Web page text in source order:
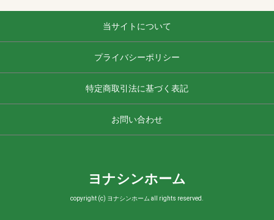
当サイトについて
プライバシーポリシー
特定商取引法に基づく表記
お問い合わせ
ヨナシンホーム
copyright (c) ヨナシンホーム all rights reserved.